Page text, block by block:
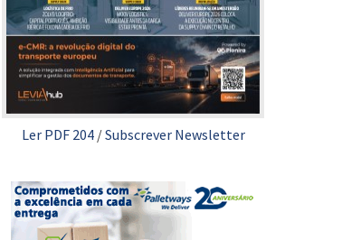
Ler PDF 204/Subscrever Newsletter